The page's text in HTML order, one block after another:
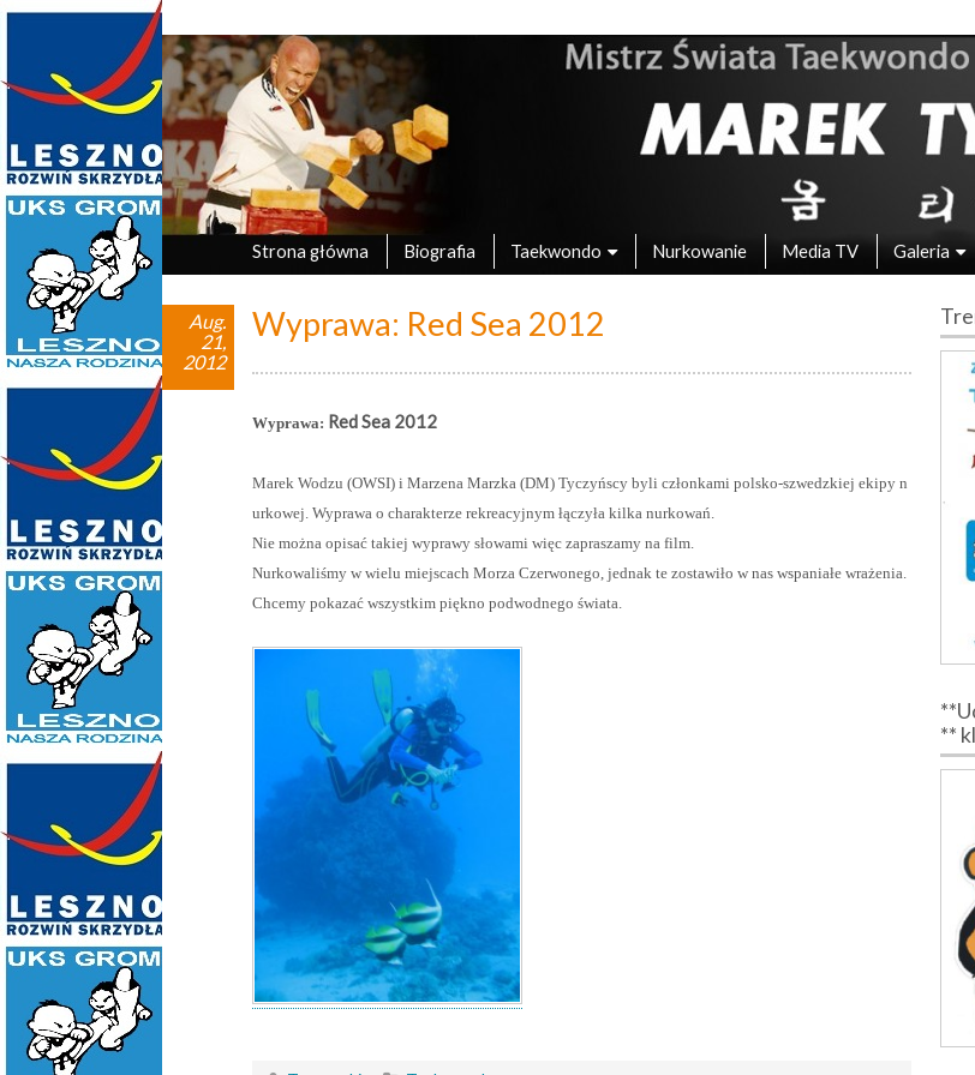
Marek Tyczyński – Mistrz Świata w
oficjalna strona UKS Grom Leszno
Strona główna Biografia Taekwondo Nurkowanie Media TV Galeria
Wyprawa: Red Sea 2012
Aug.
21,
2012
Wyprawa: Red Sea 2012
Marek Wodzu (OWSI) i Marzena Marzka (DM) Tyczyńscy byli członkami polsko-szwedzkiej ekipy n
urkowej. Wyprawa o charakterze rekreacyjnym łączyła kilka nurkowań.
Nie można opisać takiej wyprawy słowami więc zapraszamy na film.
Nurkowaliśmy w wielu miejscach Morza Czerwonego, jednak te zostawiło w nas wspaniałe wrażenia.
Chcemy pokazać wszystkim piękno podwodnego świata.
**